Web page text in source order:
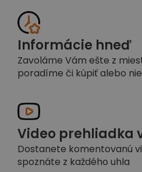
Informácie hneď
Zavoláme Vám ešte z
poradíme či kúpiť alebo nie
Video prehliadka
Dostanete komentovanú
spoznáte z každého uhla